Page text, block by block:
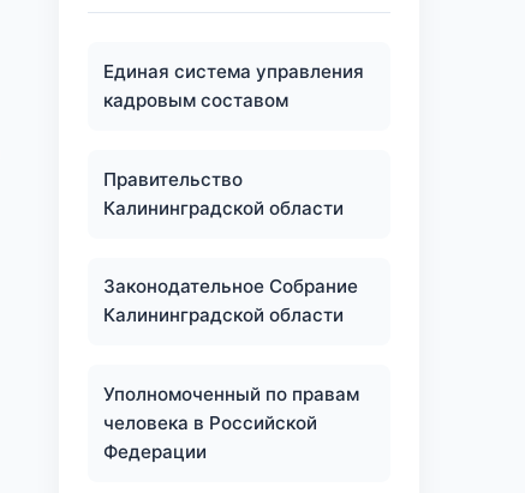
Единая система управления
кадровым составом
Правительство
Калининградской области
Законодательное Собрание
Калининградской области
Уполномоченный по правам
человека в Российской
Федерации